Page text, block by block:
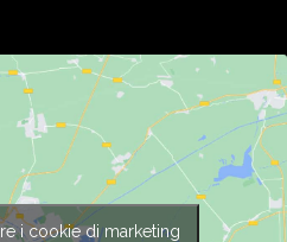
i cookie di marketing